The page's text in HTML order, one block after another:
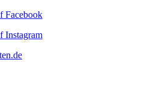
Facebook
Instagram